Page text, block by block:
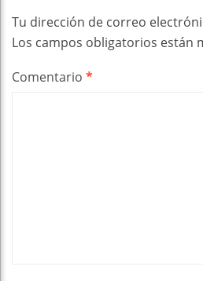
Tu dirección de correo
Los campos obligatorios están
Comentario *